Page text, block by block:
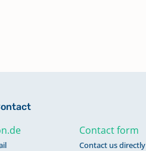
1801
Contact form
Contact us directly